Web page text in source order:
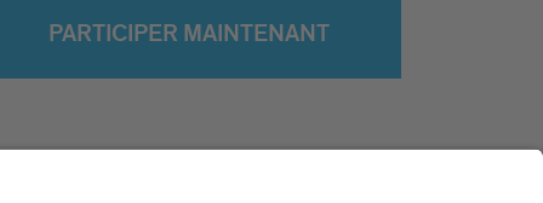
PARTICIPER MAINTENANT